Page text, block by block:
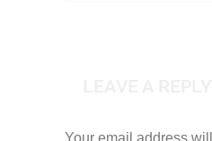
Your email address